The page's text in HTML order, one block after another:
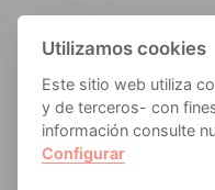
Puede cancelar su
nuestros correos
Aviso legalPolítica de
Utilizamos cookies
Este sitio web utiliza
y de terceros- con
información consulte
Configurar